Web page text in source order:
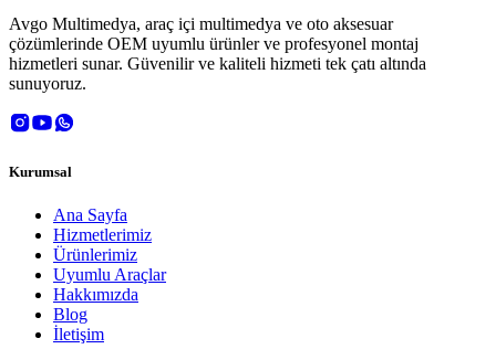
Avgo Multimedya, araç içi multimedya ve oto aksesuar
çözümlerinde OEM uyumlu ürünler ve profesyonel montaj
hizmetleri sunar. Güvenilir ve kaliteli hizmeti tek çatı altında
sunuyoruz.
Kurumsal
Ana Sayfa
Hizmetlerimiz
Ürünlerimiz
Uyumlu Araçlar
Hakkımızda
Blog
İletişim